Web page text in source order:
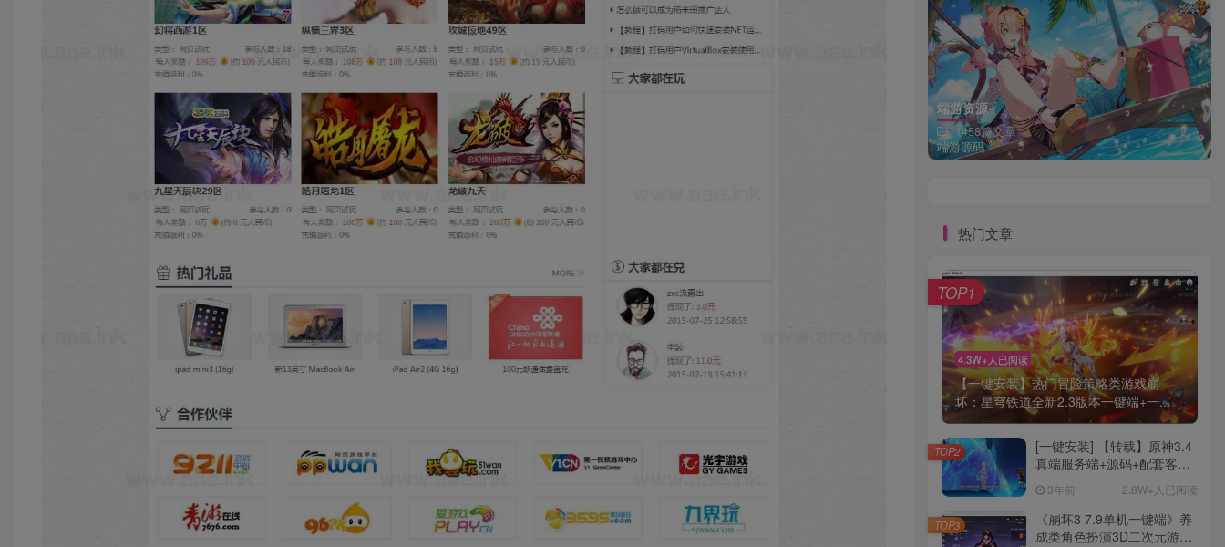
端游资源
1458篇文章
端游源码
热门文章
4.3W+人已阅读
【一键安装】热门冒险策略类游戏崩
坏：星穹铁道全新2.3版本一键端+一...
TOP1
[一键安装] 【转载】原神3.4
真端服务端+源码+配套客户
说明文件
3年前 2.8W+人已阅读
TOP2
《崩坏3 7.9单机一键端》养
成类角色扮演3D二次元游
TOP3